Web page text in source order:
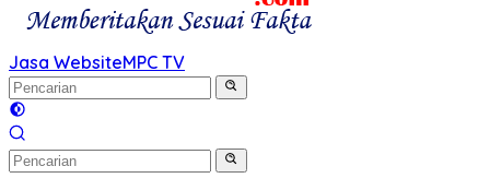
Jasa WebsiteMPC TV